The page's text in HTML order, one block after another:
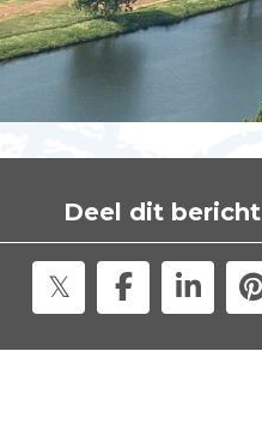
Deel dit bericht